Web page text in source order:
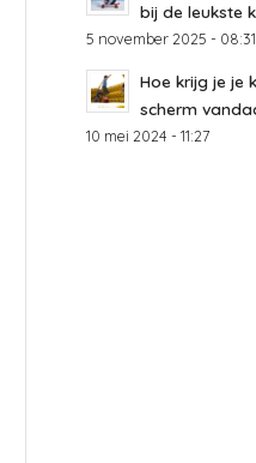
bij de leukste
5 november 2025 - 08:31
Hoe krijg je je
scherm
10 mei 2024 - 11:27